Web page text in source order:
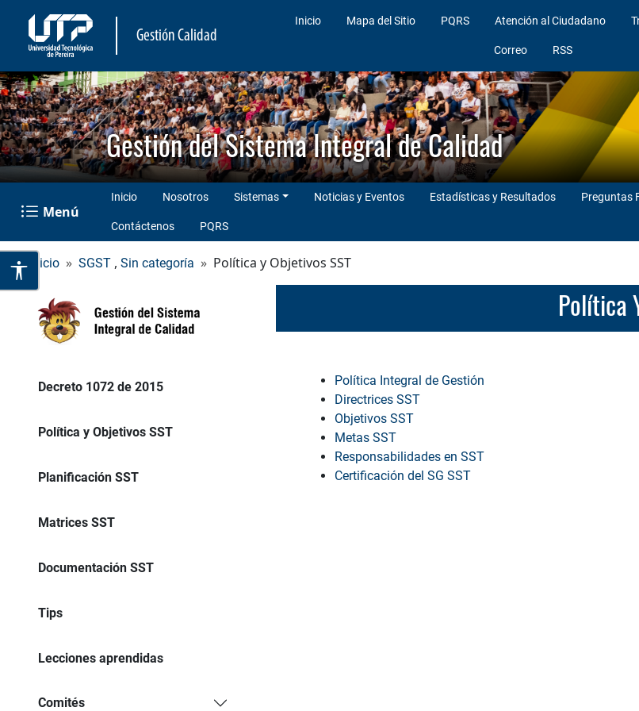
Gestión Calidad
Inicio Mapa del Sitio PQRS Atención al Ciudadano
Correo RSS
Gestión del Sistema Integral de Calidad
Menú
Inicio Nosotros Sistemas Noticias y Eventos Estadísticas y Resultados Preguntas
Contáctenos PQRS
Inicio SGST , Sin categoría Política y Objetivos SST
Decreto 1072 de 2015
Política y Objetivos SST
Planificación SST
Matrices SST
Documentación SST
Tips
Lecciones aprendidas
Comités
Política Integral de Gestión
Directrices SST
Objetivos SST
Metas SST
Responsabilidades en SST
Certificación del SG SST